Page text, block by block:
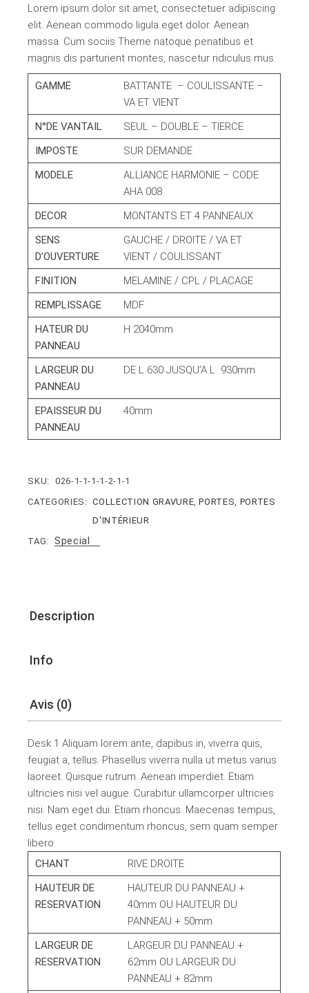
Lorem ipsum dolor sit amet, consectetuer adipiscing
elit. Aenean commodo ligula eget dolor. Aenean
massa. Cum sociis Theme natoque penatibus et
magnis dis parturient montes, nascetur ridiculus mus.
GAMME
BATTANTE – COULISSANTE –
VA ET VIENT
N°DE VANTAIL
SEUL – DOUBLE – TIERCE
IMPOSTE
SUR DEMANDE
MODELE
ALLIANCE HARMONIE – CODE
AHA 008
DECOR
MONTANTS ET 4 PANNEAUX
SENS
D’OUVERTURE
GAUCHE / DROITE / VA ET
VIENT / COULISSANT
FINITION
MELAMINE / CPL / PLACAGE
REMPLISSAGE
MDF
HATEUR DU
PANNEAU
H 2040mm
LARGEUR DU
PANNEAU
DE L 630 JUSQU’A L 930mm
EPAISSEUR DU
PANNEAU
40mm
SKU: 026-1-1-1-1-2-1-1
CATEGORIES: COLLECTION GRAVURE ,PORTES PORTES
D'INTÉRIEUR
TAG: Special
Description
Info
Avis (0)
Desk 1 Aliquam lorem ante, dapibus in, viverra quis,
feugiat a, tellus. Phasellus viverra nulla ut metus varius
laoreet. Quisque rutrum. Aenean imperdiet. Etiam
ultricies nisi vel augue. Curabitur ullamcorper ultricies
nisi. Nam eget dui. Etiam rhoncus. Maecenas tempus,
tellus eget condimentum rhoncus, sem quam semper
libero
CHANT
RIVE DROITE
HAUTEUR DE
RESERVATION
HAUTEUR DU PANNEAU +
40mm OU HAUTEUR DU
PANNEAU + 50mm
LARGEUR DE
RESERVATION
LARGEUR DU PANNEAU +
62mm OU LARGEUR DU
PANNEAU + 82mm